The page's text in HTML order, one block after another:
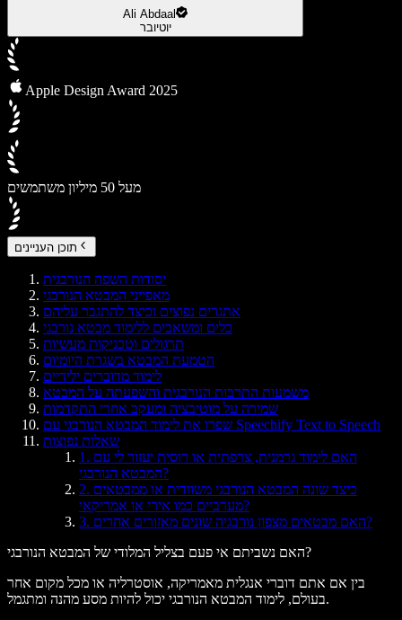
Ali Abdaal
יוטיובר
Apple Design Award 2025
מעל 50 מיליון משתמשים
תוכן העניינים
יסודות השפה הנורבגית
מאפייני המבטא הנורבגי
אתגרים נפוצים וכיצד להתגבר עליהם
כלים ומשאבים ללימוד מבטא נורבגי
תרגולים וטכניקות מעשיות
הטמעת המבטא בשגרת היומיום
לימוד מדוברים ילידיים
משמעות התרבות הנורבגית והשפעתה על המבטא
שמירה על מוטיבציה ומעקב אחרי התקדמות
שפרו את לימוד המבטא הנורבגי עם Speechify Text to Speech
שאלות נפוצות
1. האם לימוד גרמנית, צרפתית או רוסית יעזור לי עם
המבטא הנורבגי?
2. כיצד שונה המבטא הנורבגי משוודית או ממבטאים
מערביים כמו אירי או אמריקאי?
3. האם מבטאים מצפון נורבגיה שונים מאזורים אחרים?
האם נשביתם אי פעם בצליל המלודי של המבטא הנורבגי?
בין אם אתם דוברי אנגלית מאמריקה, אוסטרליה או מכל מקום אחר
בעולם, לימוד המבטא הנורבגי יכול להיות מסע מהנה ומתגמל.